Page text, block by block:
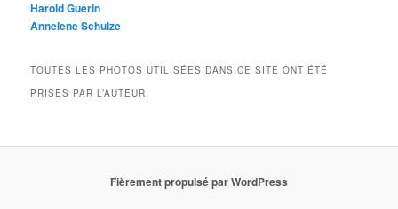
Harold Guérin
Annelene Schulze
TOUTES LES PHOTOS UTILISÉES DANS CE SITE ONT ÉTÉ
PRISES PAR L’AUTEUR.
Fièrement propulsé par WordPress